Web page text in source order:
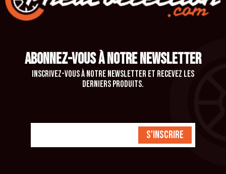
ABONNEZ-VOUS À NOTRE NEWSLETTER
Inscrivez-vous à notre newsletter et recevez les
derniers produits.
S'inscrire